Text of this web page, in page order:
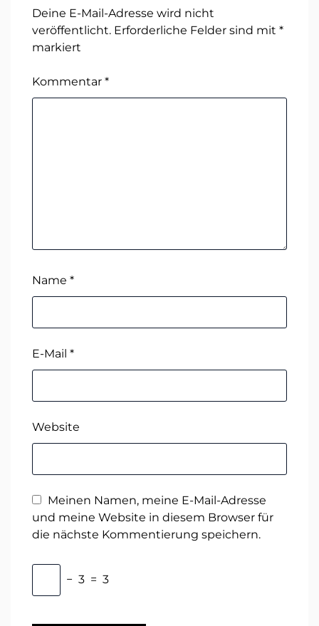
Deine E-Mail-Adresse wird nicht
veröffentlicht. Erforderliche Felder sind mit *
markiert
Kommentar *
Name *
E-Mail *
Website
Meinen Namen, meine E-Mail-Adresse
und meine Website in diesem Browser für
die nächste Kommentierung speichern.
− 3 = 3